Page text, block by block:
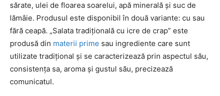
sărate, ulei de floarea soarelui, apă minerală şi suc de
lămâie. Produsul este disponibil în două variante: cu sau
fără ceapă. „Salata tradiţională cu icre de crap” este
produsă din materii prime sau ingrediente care sunt
utilizate tradiţional şi se caracterizează prin aspectul său,
consistenţa sa, aroma şi gustul său, precizează
comunicatul.